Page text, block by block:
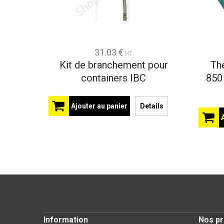
31.03 € HT
Kit de branchement pour
containers IBC
Ajouter au panier Details
Information Nos